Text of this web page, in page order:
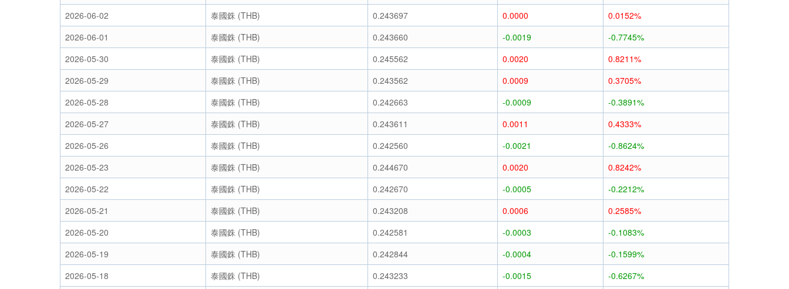
2026-06-02
泰國銖 (THB) 0.243697 0.0000
0.0152%
2026-06-01
泰國銖 (THB) 0.243660 -0.0019
-0.7745%
2026-05-30
泰國銖 (THB) 0.245562 0.0020
0.8211%
2026-05-29
泰國銖 (THB) 0.243562 0.0009
0.3705%
2026-05-28
泰國銖 (THB) 0.242663 -0.0009
-0.3891%
2026-05-27
泰國銖 (THB) 0.243611 0.0011
0.4333%
2026-05-26
泰國銖 (THB) 0.242560 -0.0021
-0.8624%
2026-05-23
泰國銖 (THB) 0.244670 0.0020
0.8242%
2026-05-22
泰國銖 (THB) 0.242670 -0.0005
-0.2212%
2026-05-21
泰國銖 (THB) 0.243208 0.0006
0.2585%
2026-05-20
泰國銖 (THB) 0.242581 -0.0003
-0.1083%
2026-05-19
泰國銖 (THB) 0.242844 -0.0004
-0.1599%
2026-05-18
泰國銖 (THB) 0.243233 -0.0015 -0.6267%